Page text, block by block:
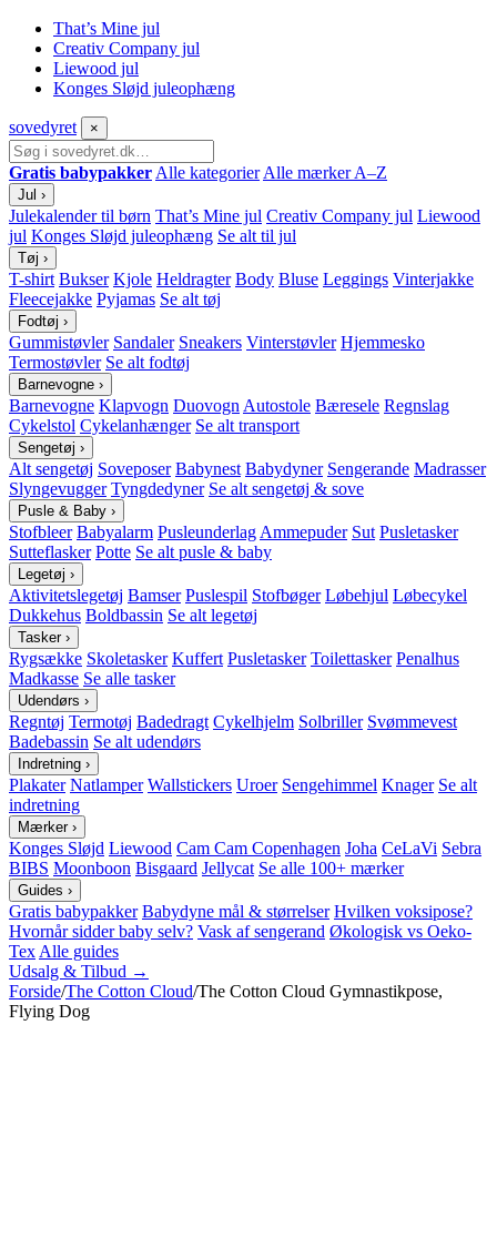
That’s Mine jul
Creativ Company jul
Liewood jul
Konges Sløjd juleophæng
sovedyret ×
Gratis babypakker Alle kategorier Alle mærker A–Z
Jul ›
Julekalender til børn That’s Mine jul Creativ Company jul Liewood
jul Konges Sløjd juleophæng Se alt til jul
Tøj ›
T-shirt Bukser Kjole Heldragter Body Bluse Leggings Vinterjakke
Fleecejakke Pyjamas Se alt tøj
Fodtøj ›
Gummistøvler Sandaler Sneakers Vinterstøvler Hjemmesko
Termostøvler Se alt fodtøj
Barnevogne ›
Barnevogne Klapvogn Duovogn Autostole Bæresele Regnslag
Cykelstol Cykelanhænger Se alt transport
Sengetøj ›
Alt sengetøj Soveposer Babynest Babydyner Sengerande Madrasser
Slyngevugger Tyngdedyner Se alt sengetøj & sove
Pusle & Baby ›
Stofbleer Babyalarm Pusleunderlag Ammepuder Sut Pusletasker
Sutteflasker Potte Se alt pusle & baby
Legetøj ›
Aktivitetslegetøj Bamser Puslespil Stofbøger Løbehjul Løbecykel
Dukkehus Boldbassin Se alt legetøj
Tasker ›
Rygsække Skoletasker Kuffert Pusletasker Toilettasker Penalhus
Madkasse Se alle tasker
Udendørs ›
Regntøj Termotøj Badedragt Cykelhjelm Solbriller Svømmevest
Badebassin Se alt udendørs
Indretning ›
Plakater Natlamper Wallstickers Uroer Sengehimmel Knager Se alt
indretning
Mærker ›
Konges Sløjd Liewood Cam Cam Copenhagen Joha CeLaVi Sebra
BIBS Moonboon Bisgaard Jellycat Se alle 100+ mærker
Guides ›
Gratis babypakker Babydyne mål & størrelser Hvilken voksipose?
Hvornår sidder baby selv? Vask af sengerand Økologisk vs Oeko-
Tex Alle guides
Udsalg & Tilbud →
Forside/The Cotton Cloud/The Cotton Cloud Gymnastikpose,
Flying Dog